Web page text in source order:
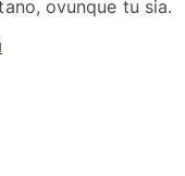
ovunque tu sia.